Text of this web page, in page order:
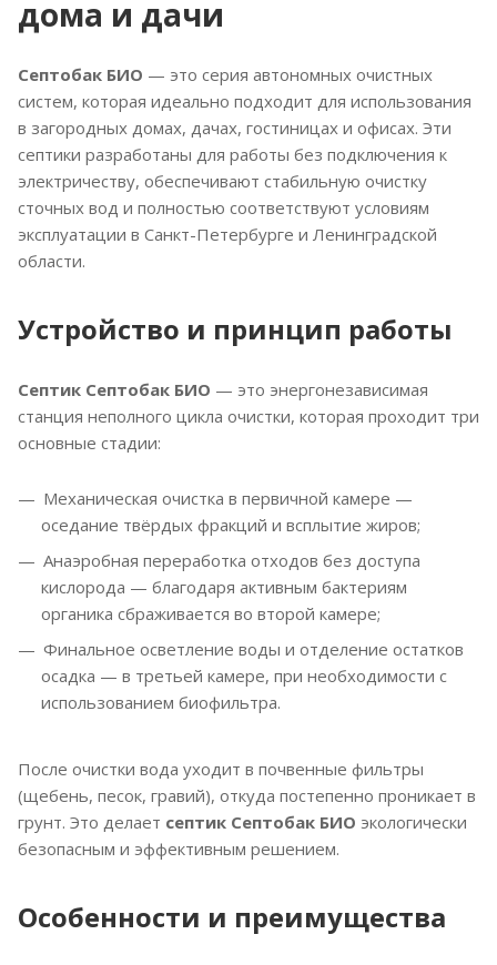
102
дома и дачи
Септобак БИО — это серия автономных очистных
систем, которая идеально подходит для использования
в загородных домах, дачах, гостиницах и офисах. Эти
септики разработаны для работы без подключения к
электричеству, обеспечивают стабильную очистку
сточных вод и полностью соответствуют условиям
эксплуатации в Санкт-Петербурге и Ленинградской
области.
Устройство и принцип работы
Септик Септобак БИО — это энергонезависимая
станция неполного цикла очистки, которая проходит три
основные стадии:
Механическая очистка в первичной камере —
оседание твёрдых фракций и всплытие жиров;
Анаэробная переработка отходов без доступа
кислорода — благодаря активным бактериям
органика сбраживается во второй камере;
Финальное осветление воды и отделение остатков
осадка — в третьей камере, при необходимости с
использованием биофильтра.
После очистки вода уходит в почвенные фильтры
(щебень, песок, гравий), откуда постепенно проникает в
грунт. Это делает септик Септобак БИО экологически
безопасным и эффективным решением.
Особенности и преимущества